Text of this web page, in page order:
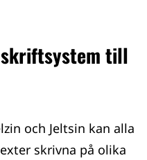
till
och Jeltsin kan alla
skrivna på olika